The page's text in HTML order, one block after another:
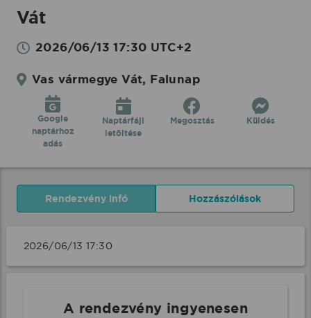
Vát
2026/06/13 17:30 UTC+2
Vas vármegye Vát, Falunap
Google
naptárhoz
adás
Naptárfájl
letöltése
Megosztás Küldés
Rendezvény infó Hozzászólások
2026/06/13 17:30
A rendezvény ingyenesen